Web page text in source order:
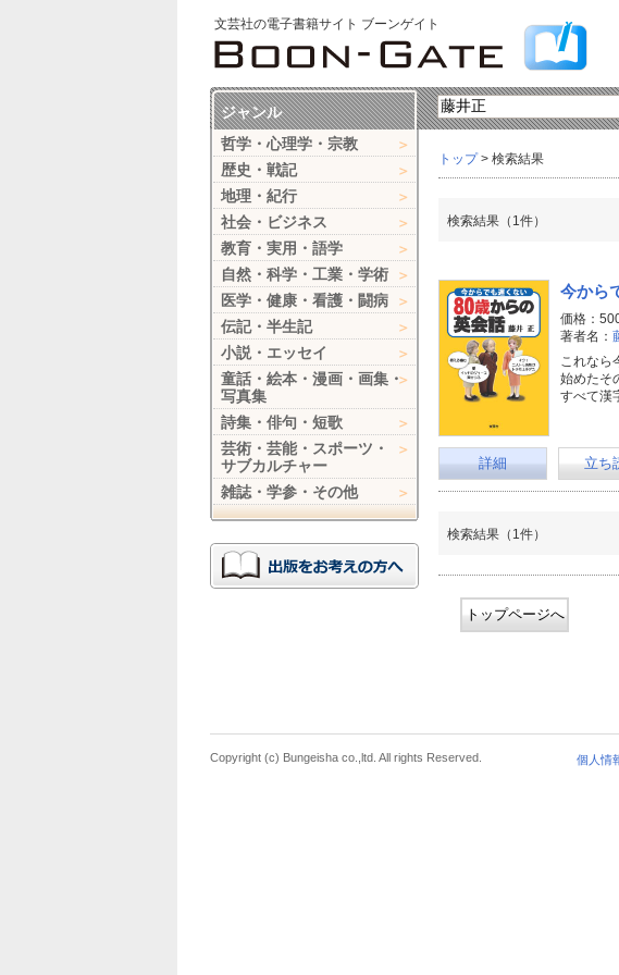
文芸社の電子書籍サイト ブーンゲイト
トップ> 検索結果
検索結果（1件）
今から
価格：
著者名：
これなら
始めたそ
すべて漢
詳細 立ち
検索結果（1件）
トップページへ
ジャンル
哲学・心理学・宗教
歴史・戦記
地理・紀行
社会・ビジネス
教育・実用・語学
自然・科学・工業・学術
医学・健康・看護・闘病
伝記・半生記
小説・エッセイ
童話・絵本・漫画・画集・
写真集
詩集・俳句・短歌
芸術・芸能・スポーツ・
サブカルチャー
雑誌・学参・その他
個人情
Copyright (c) Bungeisha co.,ltd. All rights Reserved.